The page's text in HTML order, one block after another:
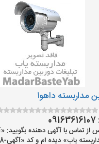
مداربسته داهوا
09163616107
از تماس با آگهی دهنده بگویید: